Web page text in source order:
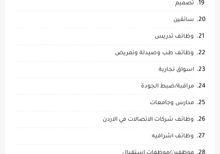
تصميم
سائقين
وظائف تدريس
وظائف طب وصيدلة وتمريض
اسواق تجارية
مراقبة/ضبط الجودة
مدارس وجامعات
وظائف شركات الاتصالات في الاردن
وظائف اشرافيه